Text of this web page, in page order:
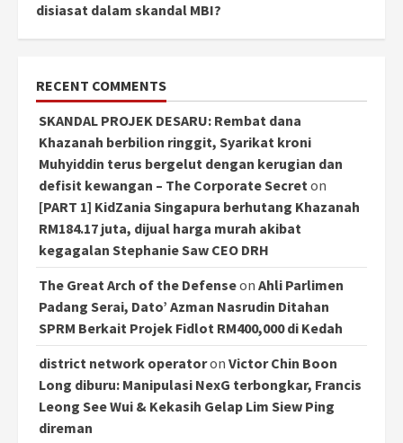
disiasat dalam skandal MBI?
RECENT COMMENTS
SKANDAL PROJEK DESARU: Rembat dana
Khazanah berbilion ringgit, Syarikat kroni
Muhyiddin terus bergelut dengan kerugian dan
defisit kewangan – The Corporate Secreton
[PART 1] KidZania Singapura berhutang Khazanah
RM184.17 juta, dijual harga murah akibat
kegagalan Stephanie Saw CEO DRH
The Great Arch of the Defenseon Ahli Parlimen
Padang Serai, Dato’ Azman Nasrudin Ditahan
SPRM Berkait Projek Fidlot RM400,000 di Kedah
district network operatoron Victor Chin Boon
Long diburu: Manipulasi NexG terbongkar, Francis
Leong See Wui & Kekasih Gelap Lim Siew Ping
direman